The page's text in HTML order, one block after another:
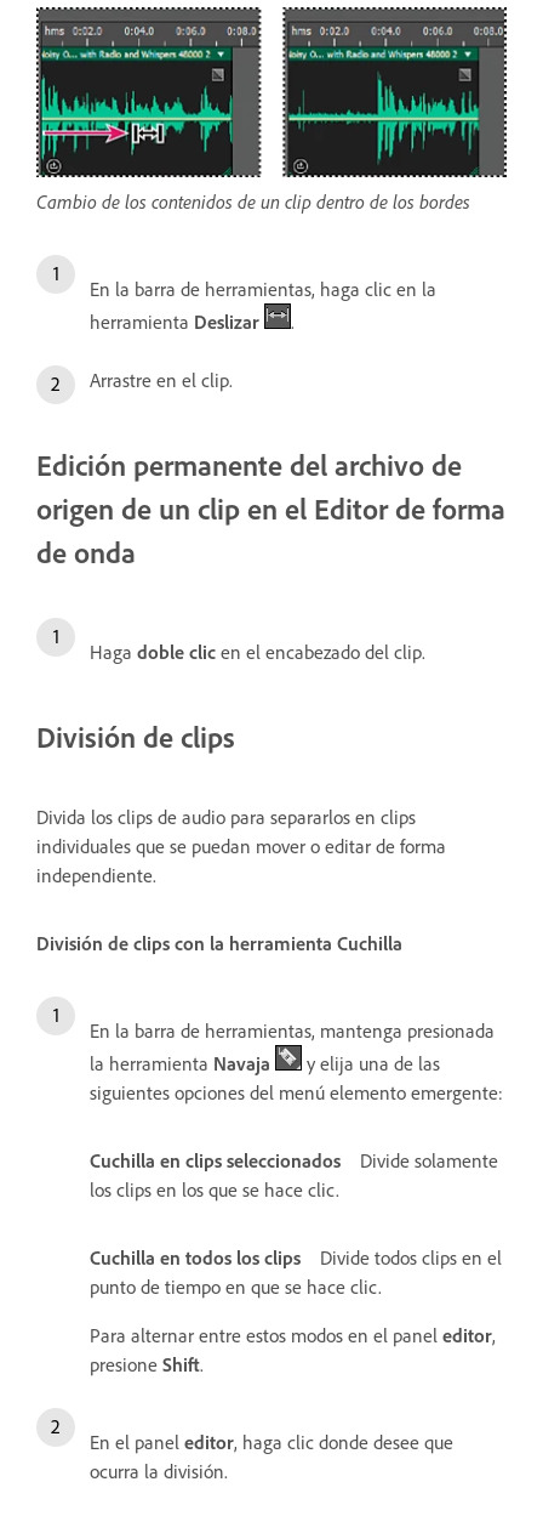
Cambio de los contenidos de un clip dentro de los bordes
En la barra de herramientas, haga clic en la
herramienta Deslizar .
Arrastre en el clip.
Edición permanente del archivo de
origen de un clip en el Editor de forma
de onda
Haga doble clic en el encabezado del clip.
División de clips
Divida los clips de audio para separarlos en clips
individuales que se puedan mover o editar de forma
independiente.
División de clips con la herramienta Cuchilla
En la barra de herramientas, mantenga presionada
la herramienta Navaja
y elija una de las
siguientes opciones del menú elemento emergente:
Cuchilla en clips seleccionados
Divide solamente
los clips en los que se hace clic.
Cuchilla en todos los clips
Divide todos clips en el
punto de tiempo en que se hace clic.
Para alternar entre estos modos en el panel editor,
presione Shift.
En el panel editor, haga clic donde desee que
ocurra la división.